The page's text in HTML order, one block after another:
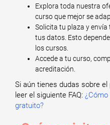
Explora toda nuestra
curso que mejor se
Solicita tu plaza y
tus datos. Esto
los cursos.
Accede a tu curso,
acreditación.
Si aún tienes dudas sobre
leer el siguiente FAQ:
gratuito?